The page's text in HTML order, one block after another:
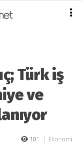
Türk iş
ve
101 Ekonomi